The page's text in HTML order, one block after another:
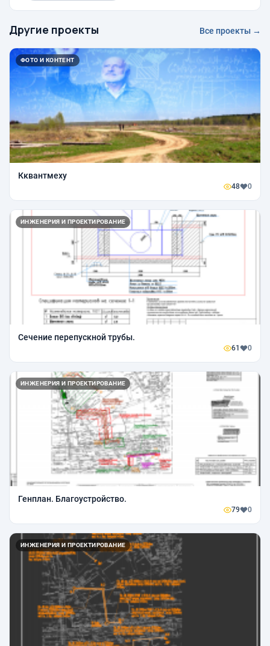
Другие проекты Все проекты →
ФОТО И КОНТЕНТ
Кквантмеху
48 0
ИНЖЕНЕРИЯ И ПРОЕКТИРОВАНИЕ
Сечение перепускной трубы.
61 0
ИНЖЕНЕРИЯ И ПРОЕКТИРОВАНИЕ
Генплан. Благоустройство.
79 0
ИНЖЕНЕРИЯ И ПРОЕКТИРОВАНИЕ